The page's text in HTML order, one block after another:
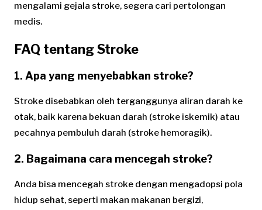
mengalami gejala stroke, segera cari pertolongan
medis.
FAQ tentang Stroke
1. Apa yang menyebabkan stroke?
Stroke disebabkan oleh terganggunya aliran darah ke
otak, baik karena bekuan darah (stroke iskemik) atau
pecahnya pembuluh darah (stroke hemoragik).
2. Bagaimana cara mencegah stroke?
Anda bisa mencegah stroke dengan mengadopsi pola
hidup sehat, seperti makan makanan bergizi,